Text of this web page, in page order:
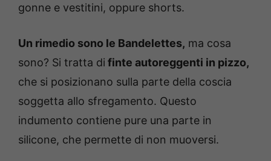
gonne e vestitini, oppure shorts.
Un rimedio sono le Bandelettes, ma cosa
sono? Si tratta di finte autoreggenti in pizzo,
che si posizionano sulla parte della coscia
soggetta allo sfregamento. Questo
indumento contiene pure una parte in
silicone, che permette di non muoversi.